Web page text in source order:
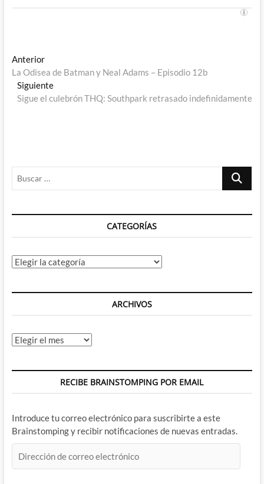
Navegación
de
entradas
AnteriorEntrada
anterior:
La Odisea de Batman y Neal Adams – Episodio 12b
SiguienteEntrada
siguiente:
Sigue el culebrón THQ: Southpark retrasado indefinidamente
Buscar
CATEGORÍAS
Categorías
ARCHIVOS
Archivos
RECIBE BRAINSTOMPING POR EMAIL
Introduce tu correo electrónico para suscribirte a este
Brainstomping y recibir notificaciones de nuevas entradas.
de